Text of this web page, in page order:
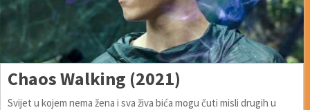
Chaos Walking (2021)
Svijet u kojem nema žena i sva živa bića mogu čuti misli drugih u